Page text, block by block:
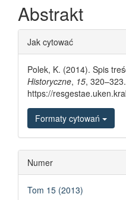
Abstrakt
Article
Jak cytować
Polek, K. (2014). Spis
Historyczne, 15,
https://
Formaty cytowań
Numer
Tom 15 (2013)